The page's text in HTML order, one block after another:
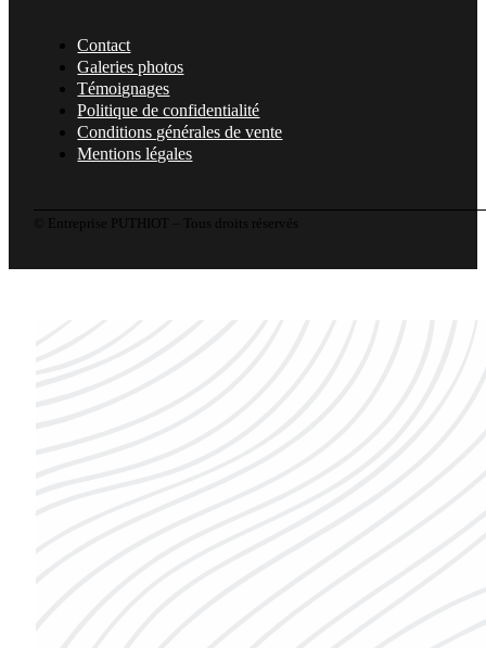
Contact
Galeries photos
Témoignages
Politique de confidentialité
Conditions générales de vente
Mentions légales
© Entreprise PUTHIOT – Tous droits réservés